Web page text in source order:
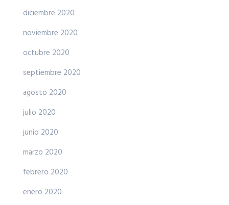
diciembre 2020
noviembre 2020
octubre 2020
septiembre 2020
agosto 2020
julio 2020
junio 2020
marzo 2020
febrero 2020
enero 2020